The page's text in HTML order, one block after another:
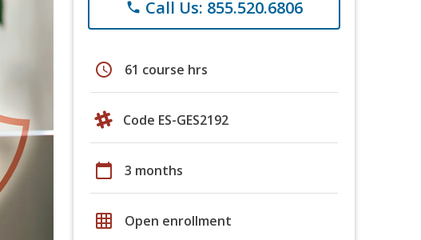
phone Call Us: 855.520.6806
schedule 61 course hrs
Code ES-GES2192
calendar_today 3 months
grid_on Open enrollment